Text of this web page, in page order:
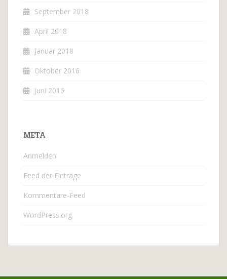
September 2018
April 2018
Januar 2018
Oktober 2016
Juni 2016
META
Anmelden
Feed der Einträge
Kommentare-Feed
WordPress.org